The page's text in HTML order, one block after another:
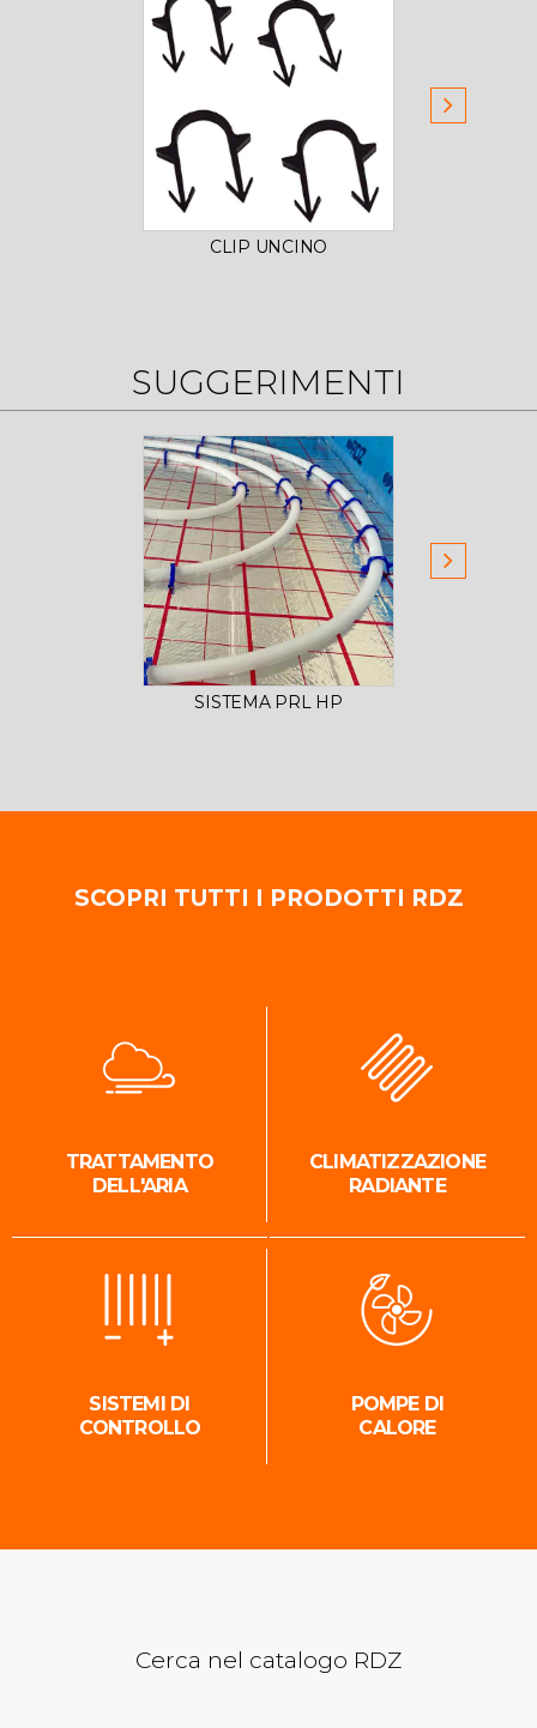
CLIP UNCINO
SUGGERIMENTI
SISTEMA PRL HP
SCOPRI TUTTI I PRODOTTI RDZ
TRATTAMENTO
DELL'ARIA
CLIMATIZZAZIONE
RADIANTE
SISTEMI DI
CONTROLLO
POMPE DI
CALORE
Cerca nel catalogo RDZ